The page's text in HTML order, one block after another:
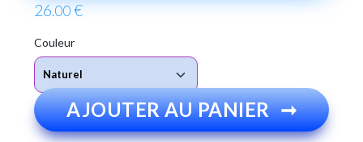
26.00 €
Couleur
AJOUTER AU PANIER ➞